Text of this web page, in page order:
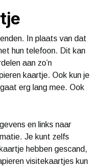
In plaats van dat
hun telefoon. Dit kan
aan zo’n
kaartje. Ook kun je
erg lang mee. Ook
en links naar
Je kunt zelfs
hebben gescand,
visitekaartjes kun